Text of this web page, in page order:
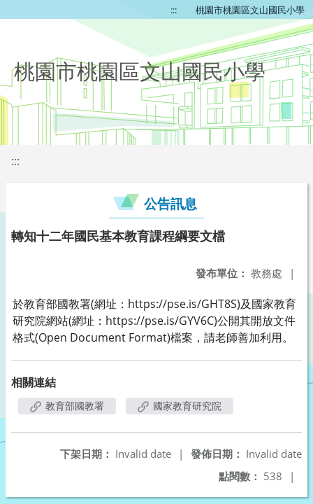
::: 桃園市桃園區文山國民小學
桃園市桃園區文山國民小學
:::
公告訊息
轉知十二年國民基本教育課程綱要文檔
發布單位： 教務處 |
於教育部國教署(網址：https://pse.is/GHT8S)及國家教育
研究院網站(網址：https://pse.is/GYV6C)公開其開放文件
格式(Open Document Format)檔案，請老師善加利用。
相關連結
教育部國教署 國家教育研究院
發佈日期： Invalid date
下架日期： Invalid date
|
點閱數： 538 |